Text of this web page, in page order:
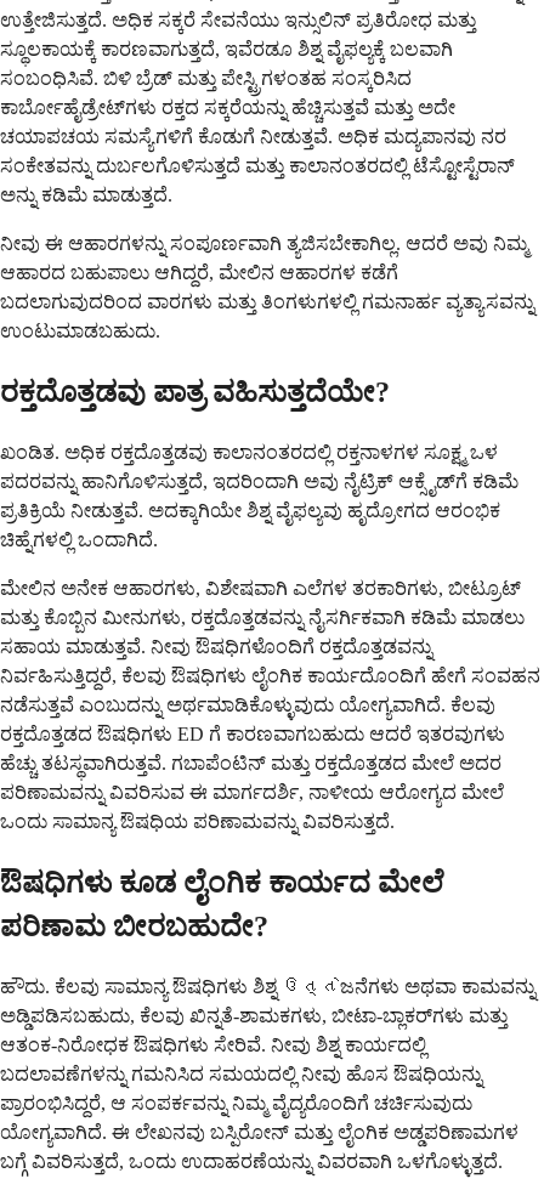
ಉತ್ತೇಜಿಸುತ್ತದೆ. ಅಧಿಕ ಸಕ್ಕರೆ ಸೇವನೆಯು ಇನ್ಸುಲಿನ್ ಪ್ರತಿರೋಧ ಮತ್ತು
ಸ್ಥೂಲಕಾಯಕ್ಕೆ ಕಾರಣವಾಗುತ್ತದೆ, ಇವೆರಡೂ ಶಿಶ್ನ ವೈಫಲ್ಯಕ್ಕೆ ಬಲವಾಗಿ
ಸಂಬಂಧಿಸಿವೆ. ಬಿಳಿ ಬ್ರೆಡ್ ಮತ್ತು ಪೇಸ್ಟ್ರಿಗಳಂತಹ ಸಂಸ್ಕರಿಸಿದ
ಕಾರ್ಬೋಹೈಡ್ರೇಟ್‌ಗಳು ರಕ್ತದ ಸಕ್ಕರೆಯನ್ನು ಹೆಚ್ಚಿಸುತ್ತವೆ ಮತ್ತು ಅದೇ
ಚಯಾಪಚಯ ಸಮಸ್ಯೆಗಳಿಗೆ ಕೊಡುಗೆ ನೀಡುತ್ತವೆ. ಅಧಿಕ ಮದ್ಯಪಾನವು ನರ
ಸಂಕೇತವನ್ನು ದುರ್ಬಲಗೊಳಿಸುತ್ತದೆ ಮತ್ತು ಕಾಲಾನಂತರದಲ್ಲಿ ಟೆಸ್ಟೋಸ್ಟೆರಾನ್
ಅನ್ನು ಕಡಿಮೆ ಮಾಡುತ್ತದೆ.
ನೀವು ಈ ಆಹಾರಗಳನ್ನು ಸಂಪೂರ್ಣವಾಗಿ ತ್ಯಜಿಸಬೇಕಾಗಿಲ್ಲ. ಆದರೆ ಅವು ನಿಮ್ಮ
ಆಹಾರದ ಬಹುಪಾಲು ಆಗಿದ್ದರೆ, ಮೇಲಿನ ಆಹಾರಗಳ ಕಡೆಗೆ
ಬದಲಾಗುವುದರಿಂದ ವಾರಗಳು ಮತ್ತು ತಿಂಗಳುಗಳಲ್ಲಿ ಗಮನಾರ್ಹ ವ್ಯತ್ಯಾಸವನ್ನು
ಉಂಟುಮಾಡಬಹುದು.
ರಕ್ತದೊತ್ತಡವು ಪಾತ್ರ ವಹಿಸುತ್ತದೆಯೇ?
ಖಂಡಿತ. ಅಧಿಕ ರಕ್ತದೊತ್ತಡವು ಕಾಲಾನಂತರದಲ್ಲಿ ರಕ್ತನಾಳಗಳ ಸೂಕ್ಷ್ಮ ಒಳ
ಪದರವನ್ನು ಹಾನಿಗೊಳಿಸುತ್ತದೆ, ಇದರಿಂದಾಗಿ ಅವು ನೈಟ್ರಿಕ್ ಆಕ್ಸೈಡ್‌ಗೆ ಕಡಿಮೆ
ಪ್ರತಿಕ್ರಿಯೆ ನೀಡುತ್ತವೆ. ಅದಕ್ಕಾಗಿಯೇ ಶಿಶ್ನ ವೈಫಲ್ಯವು ಹೃದ್ರೋಗದ ಆರಂಭಿಕ
ಚಿಹ್ನೆಗಳಲ್ಲಿ ಒಂದಾಗಿದೆ.
ಮೇಲಿನ ಅನೇಕ ಆಹಾರಗಳು, ವಿಶೇಷವಾಗಿ ಎಲೆಗಳ ತರಕಾರಿಗಳು, ಬೀಟ್ರೂಟ್
ಮತ್ತು ಕೊಬ್ಬಿನ ಮೀನುಗಳು, ರಕ್ತದೊತ್ತಡವನ್ನು ನೈಸರ್ಗಿಕವಾಗಿ ಕಡಿಮೆ ಮಾಡಲು
ಸಹಾಯ ಮಾಡುತ್ತವೆ. ನೀವು ಔಷಧಿಗಳೊಂದಿಗೆ ರಕ್ತದೊತ್ತಡವನ್ನು
ನಿರ್ವಹಿಸುತ್ತಿದ್ದರೆ, ಕೆಲವು ಔಷಧಿಗಳು ಲೈಂಗಿಕ ಕಾರ್ಯದೊಂದಿಗೆ ಹೇಗೆ ಸಂವಹನ
ನಡೆಸುತ್ತವೆ ಎಂಬುದನ್ನು ಅರ್ಥಮಾಡಿಕೊಳ್ಳುವುದು ಯೋಗ್ಯವಾಗಿದೆ. ಕೆಲವು
ರಕ್ತದೊತ್ತಡದ ಔಷಧಿಗಳು ED ಗೆ ಕಾರಣವಾಗಬಹುದು ಆದರೆ ಇತರವುಗಳು
ಹೆಚ್ಚು ತಟಸ್ಥವಾಗಿರುತ್ತವೆ. ಗಬಾಪೆಂಟಿನ್ ಮತ್ತು ರಕ್ತದೊತ್ತಡದ ಮೇಲೆ ಅದರ
ಪರಿಣಾಮವನ್ನು ವಿವರಿಸುವ ಈ ಮಾರ್ಗದರ್ಶಿ, ನಾಳೀಯ ಆರೋಗ್ಯದ ಮೇಲೆ
ಒಂದು ಸಾಮಾನ್ಯ ಔಷಧಿಯ ಪರಿಣಾಮವನ್ನು ವಿವರಿಸುತ್ತದೆ.
ಔಷಧಿಗಳು ಕೂಡ ಲೈಂಗಿಕ ಕಾರ್ಯದ ಮೇಲೆ
ಪರಿಣಾಮ ಬೀರಬಹುದೇ?
ಹೌದು. ಕೆಲವು ಸಾಮಾನ್ಯ ಔಷಧಿಗಳು ಶಿಶ್ನ ઉત્તેಜನೆಗಳು ಅಥವಾ ಕಾಮವನ್ನು
ಅಡ್ಡಿಪಡಿಸಬಹುದು, ಕೆಲವು ಖಿನ್ನತೆ-ಶಾಮಕಗಳು, ಬೀಟಾ-ಬ್ಲಾಕರ್‌ಗಳು ಮತ್ತು
ಆತಂಕ-ನಿರೋಧಕ ಔಷಧಿಗಳು ಸೇರಿವೆ. ನೀವು ಶಿಶ್ನ ಕಾರ್ಯದಲ್ಲಿ
ಬದಲಾವಣೆಗಳನ್ನು ಗಮನಿಸಿದ ಸಮಯದಲ್ಲಿ ನೀವು ಹೊಸ ಔಷಧಿಯನ್ನು
ಪ್ರಾರಂಭಿಸಿದ್ದರೆ, ಆ ಸಂಪರ್ಕವನ್ನು ನಿಮ್ಮ ವೈದ್ಯರೊಂದಿಗೆ ಚರ್ಚಿಸುವುದು
ಯೋಗ್ಯವಾಗಿದೆ. ಈ ಲೇಖನವು ಬಸ್ಪಿರೋನ್ ಮತ್ತು ಲೈಂಗಿಕ ಅಡ್ಡಪರಿಣಾಮಗಳ
ಬಗ್ಗೆ ವಿವರಿಸುತ್ತದೆ, ಒಂದು ಉದಾಹರಣೆಯನ್ನು ವಿವರವಾಗಿ ಒಳಗೊಳ್ಳುತ್ತದೆ.